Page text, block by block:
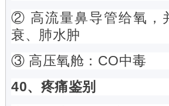
② 高流量鼻导管给氧，
衰、肺水肿
③ 高压氧舱：CO中毒
40、疼痛鉴别